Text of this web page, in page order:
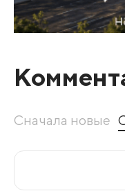
Сначала новые